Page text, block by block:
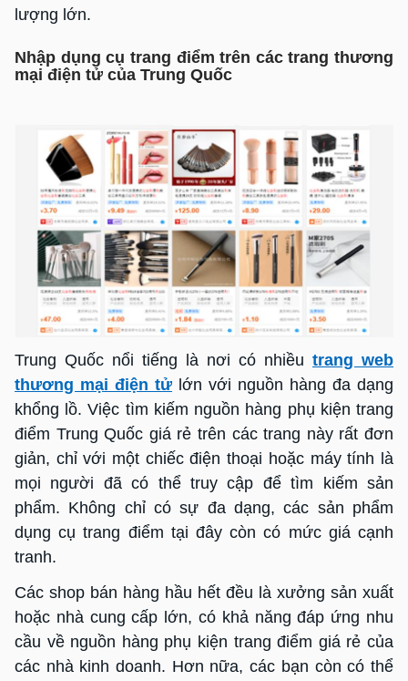
lượng lớn.
Nhập dụng cụ trang điểm trên các trang thương
mại điện tử của Trung Quốc
Trung Quốc nổi tiếng là nơi có nhiều trang web
thương mại điện tử lớn với nguồn hàng đa dạng
khổng lồ. Việc tìm kiếm nguồn hàng phụ kiện trang
điểm Trung Quốc giá rẻ trên các trang này rất đơn
giản, chỉ với một chiếc điện thoại hoặc máy tính là
mọi người đã có thể truy cập để tìm kiếm sản
phẩm. Không chỉ có sự đa dạng, các sản phẩm
dụng cụ trang điểm tại đây còn có mức giá cạnh
tranh.
Các shop bán hàng hầu hết đều là xưởng sản xuất
hoặc nhà cung cấp lớn, có khả năng đáp ứng nhu
cầu về nguồn hàng phụ kiện trang điểm giá rẻ của
các nhà kinh doanh. Hơn nữa, các bạn còn có thể